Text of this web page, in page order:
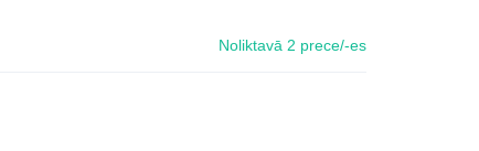
Noliktavā 2 prece/-es